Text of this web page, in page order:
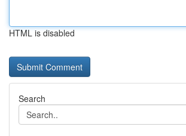
HTML is disabled
Search